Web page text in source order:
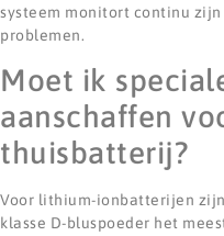
systeem monitort continu
problemen.
Moet ik
aanschaffen
thuisbatterij?
Voor lithium-ionbatterijen
klasse D-bluspoeder het